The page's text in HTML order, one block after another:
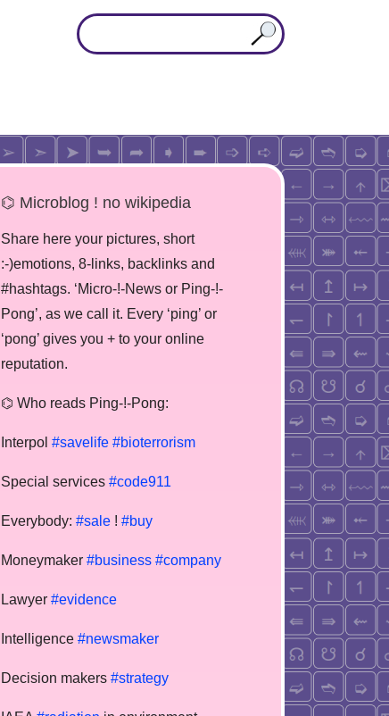
⌬ Microblog ! no wikipedia
Share here your pictures, short
:-)emotions, 8-links, backlinks and
#hashtags. ‘Micro-!-News or Ping-!-
Pong’, as we call it. Every ‘ping’ or
‘pong’ gives you + to your online
reputation.
⌬ Who reads Ping-!-Pong:
Interpol #savelife #bioterrorism
Special services #code911
Everybody: #sale ! #buy
Moneymaker #business #company
Lawyer #evidence
Intelligence #newsmaker
Decision makers #strategy